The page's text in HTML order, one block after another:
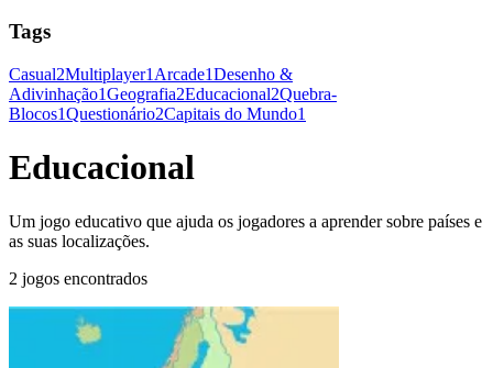
Tags
Casual2Multiplayer1 Arcade1Desenho &
Adivinhação1Geografia2Educacional2Quebra-
Blocos1Questionário2Capitais do Mundo1
Educacional
Um jogo educativo que ajuda os jogadores a aprender sobre países e
as suas localizações.
2 jogos encontrados